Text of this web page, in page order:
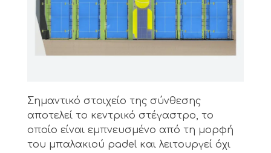
Σημαντικό στοιχείο της σύνθεσης
αποτελεί το κεντρικό στέγαστρο, το
οποίο είναι εμπνευσμένο από τη μορφή
του μπαλακιού padel και λειτουργεί όχι